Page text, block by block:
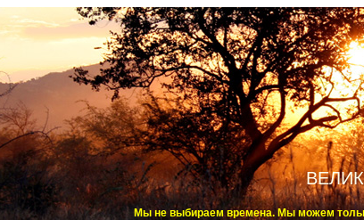
Мы не выбираем времена. Мы можем